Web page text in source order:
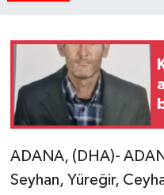
ADANA, (DHA)-
Seyhan, Yüreğir,